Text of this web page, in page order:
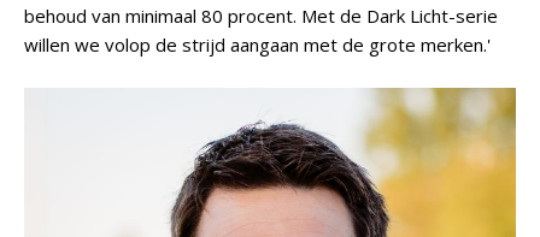
behoud van minimaal 80 procent. Met de Dark Licht-serie
willen we volop de strijd aangaan met de grote merken.'